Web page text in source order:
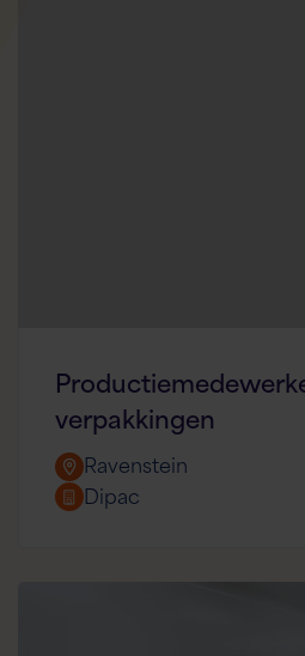
verpakkingen
Ravenstein
Dipac